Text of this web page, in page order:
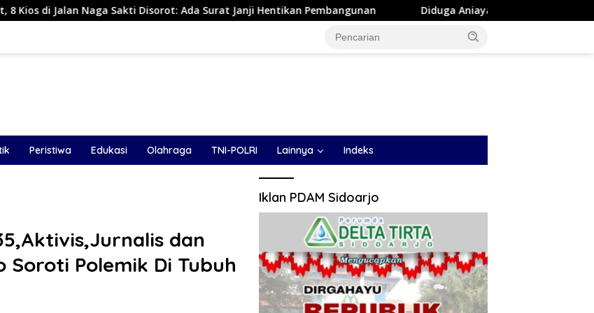
Disorot: Ada Surat Janji Hentikan Pembangunan Diduga Aniaya Wanita di Depan SPBU Denai, Doni
Peristiwa Edukasi Olahraga TNI-POLRI Lainnya Indeks
dan
Polemik Di Tubuh
Iklan PDAM Sidoarjo